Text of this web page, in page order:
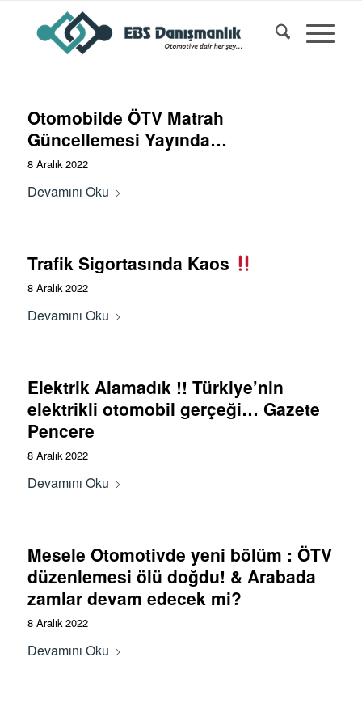
Otomobilde ÖTV Matrah
Güncellemesi Yayında…
8 Aralık 2022
Devamını Oku
Trafik Sigortasında Kaos
8 Aralık 2022
Devamını Oku
Elektrik Alamadık !! Türkiye’nin
elektrikli otomobil gerçeği… Gazete
Pencere
8 Aralık 2022
Devamını Oku
Mesele Otomotivde yeni bölüm : ÖTV
düzenlemesi ölü doğdu! & Arabada
zamlar devam edecek mi?
8 Aralık 2022
Devamını Oku